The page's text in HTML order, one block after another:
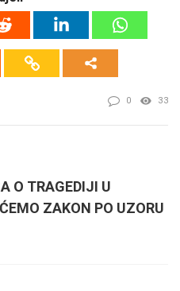
0 33
O TRAGEDIJI U
ZAKON PO UZORU